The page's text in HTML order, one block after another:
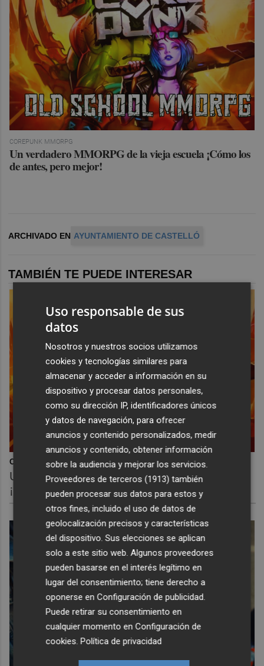
COREPUNK MMORPG
Un verdadero MMORPG de la vieja escuela ¡Cómo los
de antes, pero mejor!
ARCHIVADO EN AYUNTAMIENTO DE CASTELLÓ
TAMBIÉN TE PUEDE INTERESAR
Corepunk MMORPG
Un verdadero MMORPG de la vieja escuela
¡Cómo los de antes, pero mejor!
Uso responsable de sus
datos
Nosotros y nuestros socios utilizamos
cookies y tecnologías similares para
almacenar y acceder a información en su
dispositivo y procesar datos personales,
como su dirección IP, identificadores únicos
y datos de navegación, para ofrecer
anuncios y contenido personalizados, medir
anuncios y contenido, obtener información
sobre la audiencia y mejorar los servicios.
Proveedores de terceros (1913) también
pueden procesar sus datos para estos y
otros fines, incluido el uso de datos de
geolocalización precisos y características
del dispositivo. Sus elecciones se aplican
solo a este sitio web. Algunos proveedores
pueden basarse en el interés legítimo en
lugar del consentimiento; tiene derecho a
oponerse enConfiguración de publicidad
Puede retirar su consentimiento en
cualquier momento enConfiguración de
cookies .Política de privacidad